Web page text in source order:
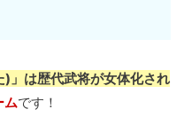
)」は歴代武将が女体化され
ムです！